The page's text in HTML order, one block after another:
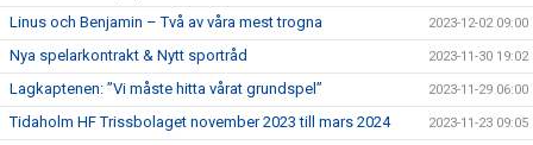
Linus och Benjamin – Två av våra mest trogna 2023-12-02 09:00
Nya spelarkontrakt & Nytt sportråd 2023-11-30 19:02
Lagkaptenen: ”Vi måste hitta vårat grundspel” 2023-11-29 06:00
Tidaholm HF Trissbolaget november 2023 till mars 2024 2023-11-23 09:05